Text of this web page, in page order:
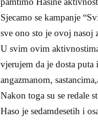
Sjecamo se kampanje
sve ono sto je ovoj nasoj
U svim ovim
vjerujem da je dosta
angazmanom,
Nakon toga su se redale
Haso je sedamdesetih i